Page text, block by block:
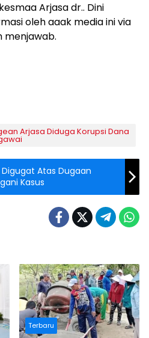
Arjasa dr.. Dini
oleh aaak media ini via
menjawab.
Arjasa Diduga Korupsi Dana
Atas Dugaan
Kasus
Terbaru